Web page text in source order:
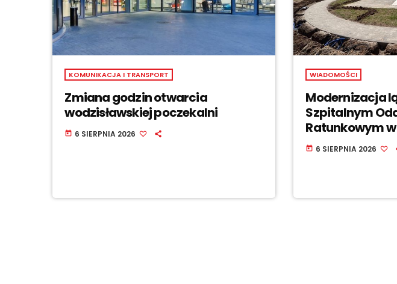
KOMUNIKACJA I TRANSPORT
Zmiana godzin otwarcia
wodzisławskiej poczekalni
today 6 SIERPNIA 2026
WIADOMOŚCI
Modernizacja
Szpitalnym
Ratunkowym
today 6 SIERPNIA 2026